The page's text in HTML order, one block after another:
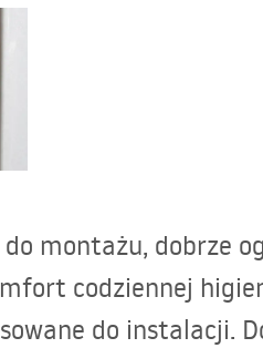
montażu, dobrze
codziennej
do instalacji.